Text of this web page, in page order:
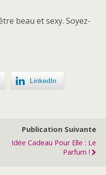
beau et sexy. Soyez-
LinkedIn
Publication Suivante
Idée Cadeau Pour Elle : Le
Parfum !